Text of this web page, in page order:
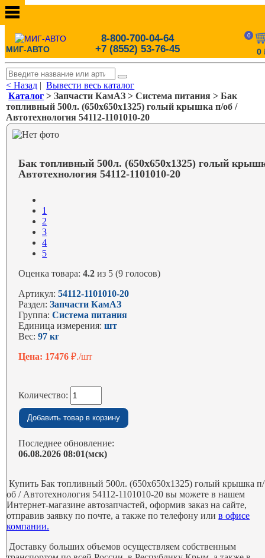
МИГ-АВТО
8-800-700-04-64
+7 (8552) 53-76-45
0
0
< Назад |Вывести весь каталог
Каталог > Запчасти КамАЗ > Система питания > Бак
топливный 500л. (650х650х1325) голый крышка п/об /
Автотехнология 54112-1101010-20
Бак топливный 500л. (650х650х1325) голый
Автотехнология 54112-1101010-20
1
2
3
4
5
Оценка товара:4.2 из 5 (9 голосов)
Артикул:54112-1101010-20
Раздел:Запчасти КамАЗ
Группа:Система питания
Единица измерения:шт
Вес:97 кг
Цена: 17476₽./шт
Количество:
Последнее обновление:
06.08.2026 08:01(мск)
Купить Бак топливный 500л. (650х650х1325) голый крышка п/
об / Автотехнология 54112-1101010-20 вы можете в нашем
Интернет-магазине автозапчастей, оформив заказ на сайте,
отправив заявку по почте, а также по телефону илив офисе
компании.
Доставку больших объемов осуществляем собственным